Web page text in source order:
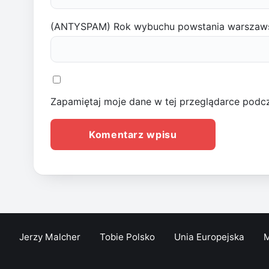
(ANTYSPAM) Rok wybuchu powstania
Zapamiętaj moje dane w tej przeglądarce
Jerzy Malcher Tobie Polsko Unia Europejska